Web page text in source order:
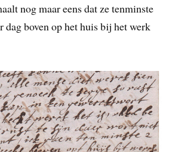
nog maar eens dat ze tenminste
dag boven op het huis bij het werk